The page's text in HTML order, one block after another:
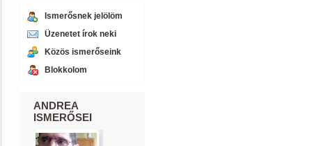
Ismerősnek jelölöm
Üzenetet írok neki
Közös ismerőseink
Blokkolom
ANDREA
ISMERŐSEI